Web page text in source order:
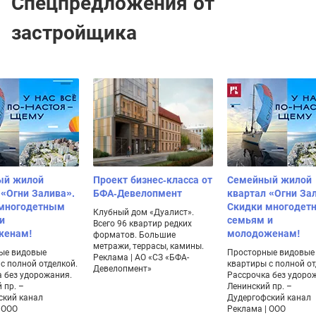
застройщика
жилой
Залива».
видовые
полной отделкой.
без удорожания.
пр. –
канал
ООО
Проект бизнес-класса от
БФА-Девелопмент
Клубный дом «Дуалист».
Всего 96 квартир редких
форматов. Большие
метражи, террасы, камины.
Реклама | АО «СЗ «БФА-
Девелопмент»
Семейный жилой
квартал «Огни
Скидки
семьям и
молодоженам!
Просторные видовые
квартиры с полной
Рассрочка без
Ленинский пр. –
Дудергофский канал
Реклама | ООО